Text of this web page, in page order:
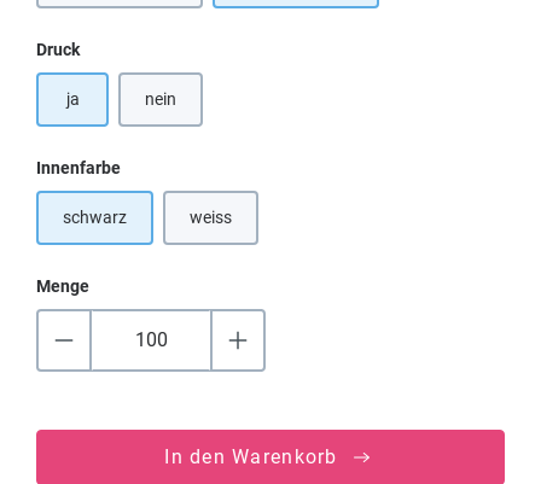
Druckauswählen
ja nein
Innenfarbeauswählen
schwarz weiss(Diese Option ist zurzeit nicht verfügbar.)
Menge
In den Warenkorb